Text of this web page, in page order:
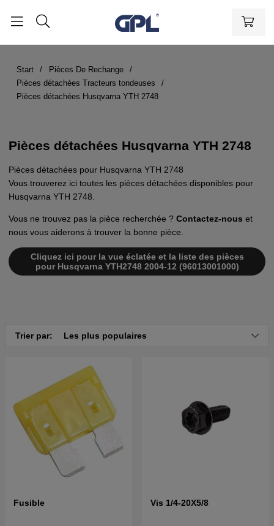
Start
Pièces De Rechange
Pièces détachées Tracteurs tondeuses
Pièces détachées Husqvarna YTH 2748
Pièces détachées Husqvarna YTH 2748
Pièces détachées pour Husqvarna YTH 2748
Vous trouverez ici toutes les pièces détachées disponibles pour
Husqvarna YTH 2748.
Vous ne trouvez pas la pièce recherchée ? Contactez-nous et
nous vous aiderons à trouver la bonne pièce.
Cliquez ici pour la vue éclatée et la liste des pièces
pour Husqvarna YTH2748 2004-12 (96013001000)
Trier par: Les plus populaires
Fusible Vis 1/4-20X5/8